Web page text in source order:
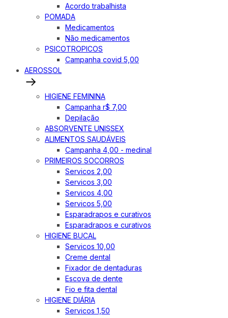
Acordo trabalhista
POMADA
Medicamentos
Não medicamentos
PSICOTROPICOS
Campanha covid 5,00
AEROSSOL
HIGIENE FEMININA
Campanha r$ 7,00
Depilação
ABSORVENTE UNISSEX
ALIMENTOS SAUDÁVEIS
Campanha 4,00 - medinal
PRIMEIROS SOCORROS
Servicos 2,00
Servicos 3,00
Servicos 4,00
Servicos 5,00
Esparadrapos e curativos
Esparadrapos e curativos
HIGIENE BUCAL
Servicos 10,00
Creme dental
Fixador de dentaduras
Escova de dente
Fio e fita dental
HIGIENE DIÁRIA
Servicos 1,50